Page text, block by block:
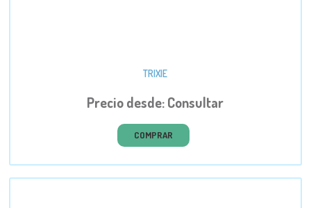
TRIXIE
Precio desde: Consultar
COMPRAR